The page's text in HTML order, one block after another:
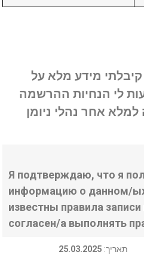
מידע מלא על
לי הנחיות ההרשמה
אחר נהלי ניומן
Я подтверждаю, что я
информацию о данном/
известны правила
согласен/а выполнять
25.03.2025 :תאריך